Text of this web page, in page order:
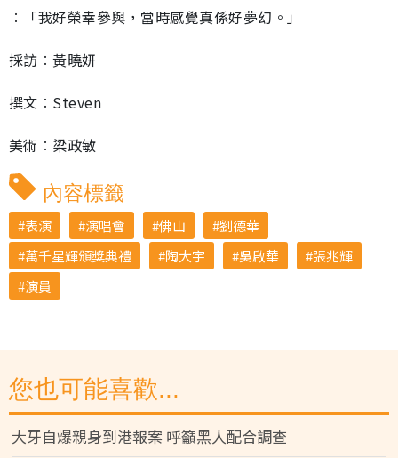
︰「我好榮幸參與，當時感覺真係好夢幻。」
採訪︰黃曉妍
撰文︰Steven
美術︰梁政敏
內容標籤
表演 演唱會 佛山
劉德華
萬千星輝頒獎典禮
陶大宇 吳啟華
張兆輝
演員
您也可能喜歡...
大牙自爆親身到港報案 呼籲黑人配合調查